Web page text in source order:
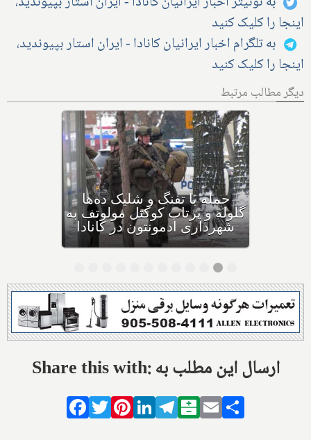
اینجا را کلیک کنید
به تلگرام اخبار ایرانیان کانادا - ایران استار بپیوندید،
اینجا را کلیک کنید
دیگر مطالب مرتبط
بهداشت کانادا: این داروی
کودکان، ماست و چیا، را
مصرف نکنید و این تشک نیز
احتمال خفگی دارد
Share this with: ارسال این مطلب به
Facebook
TwitterPinterestLinkedIn
Telegram
Balatarin
Email